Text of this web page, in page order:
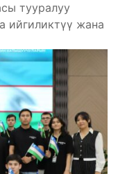
тууралуу
ийгиликтүү жана